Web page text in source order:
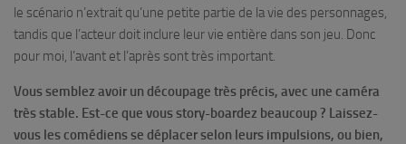
le scénario n’extrait qu’une petite partie de la vie des personnages,
tandis que l’acteur doit inclure leur vie entière dans son jeu. Donc
pour moi, l’avant et l’après sont très important.
Vous semblez avoir un découpage très précis, avec une caméra
très stable. Est-ce que vous story-boardez beaucoup ? Laissez-
vous les comédiens se déplacer selon leurs impulsions, ou bien,